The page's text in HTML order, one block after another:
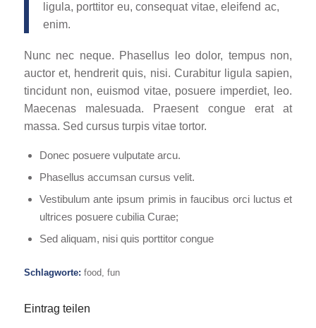
ligula, porttitor eu, consequat vitae, eleifend ac,
enim.
Nunc nec neque. Phasellus leo dolor, tempus non,
auctor et, hendrerit quis, nisi. Curabitur ligula sapien,
tincidunt non, euismod vitae, posuere imperdiet, leo.
Maecenas malesuada. Praesent congue erat at
massa. Sed cursus turpis vitae tortor.
Donec posuere vulputate arcu.
Phasellus accumsan cursus velit.
Vestibulum ante ipsum primis in faucibus orci luctus et
ultrices posuere cubilia Curae;
Sed aliquam, nisi quis porttitor congue
Schlagworte: food, fun
Eintrag teilen